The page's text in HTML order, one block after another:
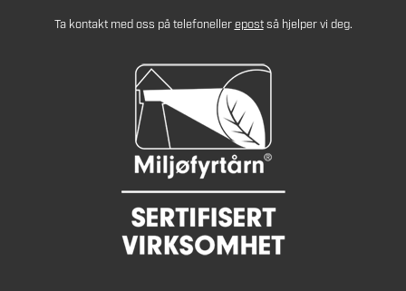
Ta kontakt med oss på telefonellerepostså hjelper vi deg.